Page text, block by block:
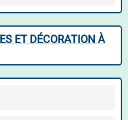
ET DÉCORATION À